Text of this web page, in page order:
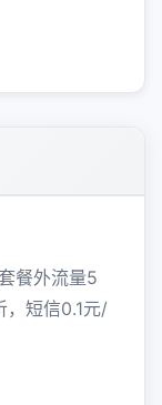
餐外流量5
，短信0.1元/